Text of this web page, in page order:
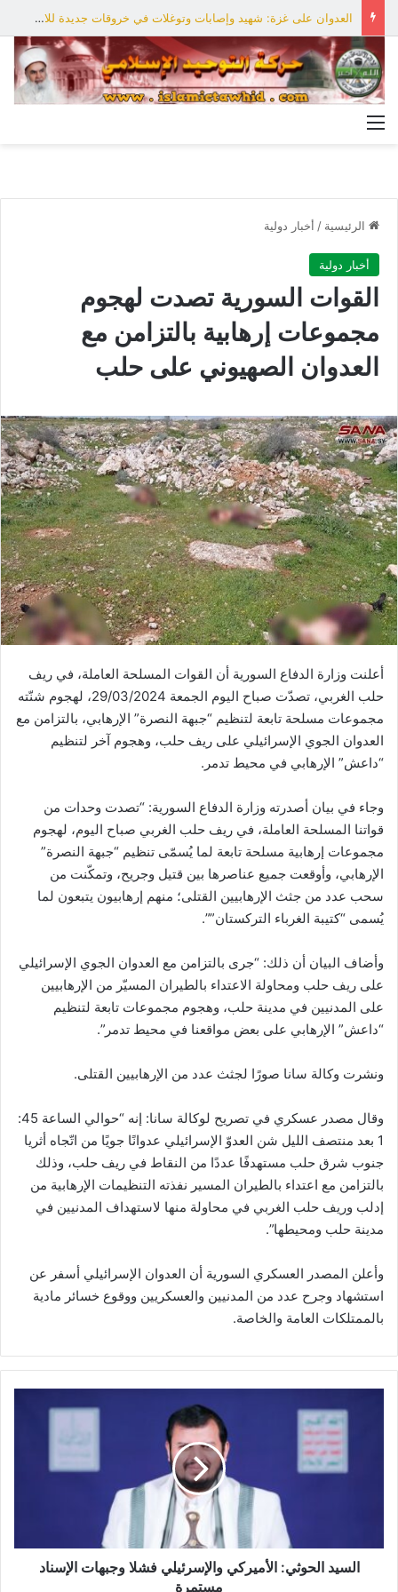
العدوان على غزة: شهيد وإصابات وتوغلات في خروقات جديدة للاحتلال
الرئيسية / أخبار دولية
أخبار دولية
القوات السورية تصدت لهجوم
مجموعات إرهابية بالتزامن مع
العدوان الصهيوني على حلب
أعلنت وزارة الدفاع السورية أن القوات المسلحة العاملة، في ريف
حلب الغربي، تصدّت صباح اليوم الجمعة 29/03/2024، لهجوم شنّته
مجموعات مسلحة تابعة لتنظيم “جبهة النصرة” الإرهابي، بالتزامن مع
العدوان الجوي الإسرائيلي على ريف حلب، وهجوم آخر لتنظيم
“داعش” الإرهابي في محيط تدمر.
وجاء في بيان أصدرته وزارة الدفاع السورية: “تصدت وحدات من
قواتنا المسلحة العاملة، في ريف حلب الغربي صباح اليوم، لهجوم
مجموعات إرهابية مسلحة تابعة لما يُسمّى تنظيم “جبهة النصرة”
الإرهابي، وأوقعت جميع عناصرها بين قتيل وجريح، وتمكّنت من
سحب عدد من جثث الإرهابيين القتلى؛ منهم إرهابيون يتبعون لما
يُسمى “كتيبة الغرباء التركستان””.
وأضاف البيان أن ذلك: “جرى بالتزامن مع العدوان الجوي الإسرائيلي
على ريف حلب ومحاولة الاعتداء بالطيران المسيّر من الإرهابيين
على المدنيين في مدينة حلب، وهجوم مجموعات تابعة لتنظيم
“داعش” الإرهابي على بعض مواقعنا في محيط تدمر”.
ونشرت وكالة سانا صورًا لجثث عدد من الإرهابيين القتلى.
وقال مصدر عسكري في تصريح لوكالة سانا: إنه “حوالي الساعة 45:
1 بعد منتصف الليل شن العدوّ الإسرائيلي عدوانًا جويًا من اتّجاه أثريا
جنوب شرق حلب مستهدفًا عددًا من النقاط في ريف حلب، وذلك
بالتزامن مع اعتداء بالطيران المسير نفذته التنظيمات الإرهابية من
إدلب وريف حلب الغربي في محاولة منها لاستهداف المدنيين في
مدينة حلب ومحيطها”.
وأعلن المصدر العسكري السورية أن العدوان الإسرائيلي أسفر عن
استشهاد وجرح عدد من المدنيين والعسكريين ووقوع خسائر مادية
بالممتلكات العامة والخاصة.
و
السيد الحوثي: الأميركي والإسرئيلي فشلا وجبهات الإسناد
مستمرة